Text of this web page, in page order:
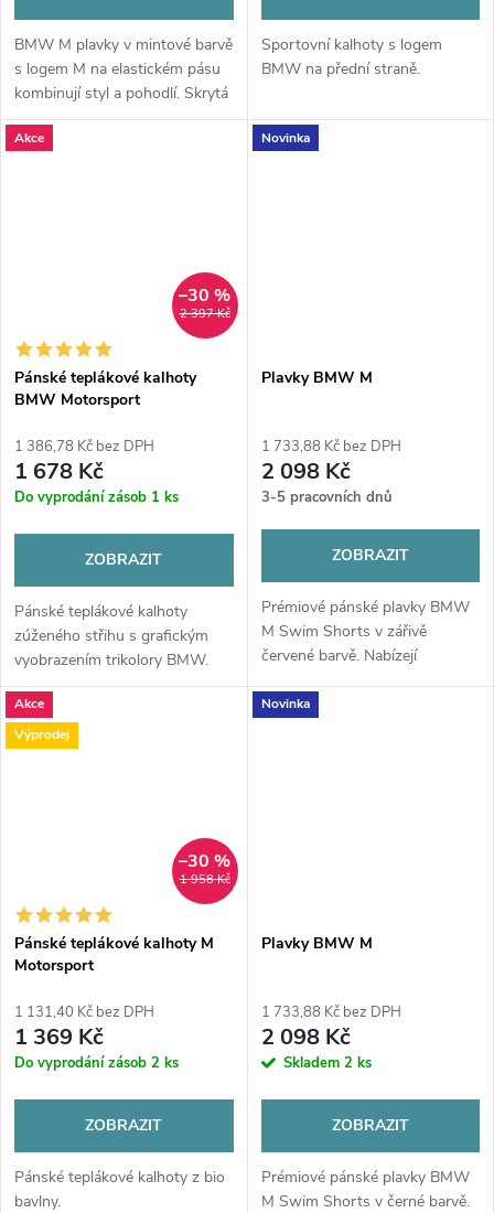
BMW M plavky v mintové barvě
s logem M na elastickém pásu
kombinují styl a pohodlí. Skrytá
kapsa na klíče a elastický střih
zajišťují praktické a pohodlné
Sportovní kalhoty s logem
BMW na přední straně.
Akce
2 397 Kč
–30 %
Pánské teplákové kalhoty
BMW Motorsport
1 386,78 Kč bez DPH
1 678 Kč
Do vyprodání zásob 1 ks
ZOBRAZIT
Pánské teplákové kalhoty
zúženého střihu s grafickým
vyobrazením trikolory BMW.
Novinka
Plavky BMW M
1 733,88 Kč bez DPH
2 098 Kč
3-5 pracovních dnů
ZOBRAZIT
Prémiové pánské plavky BMW
M Swim Shorts v zářivě
červené barvě. Nabízejí
vnitřními šortkami, skrytou
Akce
Výprodej
1 958 Kč
–30 %
Pánské teplákové kalhoty M
Motorsport
1 131,40 Kč bez DPH
1 369 Kč
Do vyprodání zásob 2 ks
ZOBRAZIT
Pánské teplákové kalhoty z bio
bavlny.
Novinka
Plavky BMW M
1 733,88 Kč bez DPH
2 098 Kč
Skladem 2 ks
ZOBRAZIT
Prémiové pánské plavky BMW
M Swim Shorts v černé barvě.